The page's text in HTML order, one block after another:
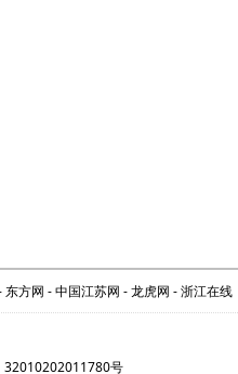
东方网 -中国江苏网 -龙虎网 -浙江在线
32010202011780号